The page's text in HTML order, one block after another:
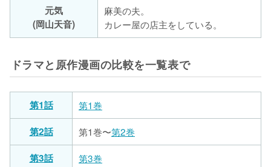
元気
(岡山天音)
麻美の夫。
カレー屋の店主をしている。
ドラマと原作漫画の比較を一覧表で
第1話
第1巻
第2話
第1巻〜第2巻
第3話
第3巻